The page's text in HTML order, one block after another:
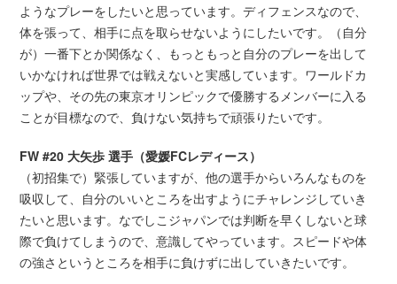
ようなプレーをしたいと思っています。ディフェンスなので、
体を張って、相手に点を取らせないようにしたいです。（自分
が）一番下とか関係なく、もっともっと自分のプレーを出して
いかなければ世界では戦えないと実感しています。ワールドカ
ップや、その先の東京オリンピックで優勝するメンバーに入る
ことが目標なので、負けない気持ちで頑張りたいです。
FW #20 大矢歩 選手（愛媛FCレディース）
（初招集で）緊張していますが、他の選手からいろんなものを
吸収して、自分のいいところを出すようにチャレンジしていき
たいと思います。なでしこジャパンでは判断を早くしないと球
際で負けてしまうので、意識してやっています。スピードや体
の強さというところを相手に負けずに出していきたいです。